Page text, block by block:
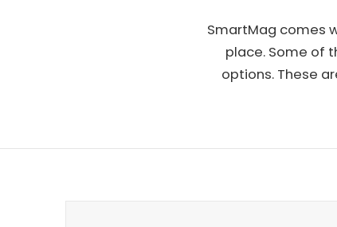
SmartMag comes
place. Some of
options. These